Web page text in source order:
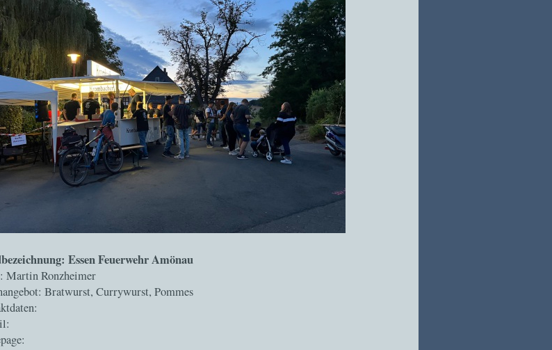
Essen Feuerwehr Amönau
Martin Ronzheimer
Bratwurst, Currywurst, Pommes